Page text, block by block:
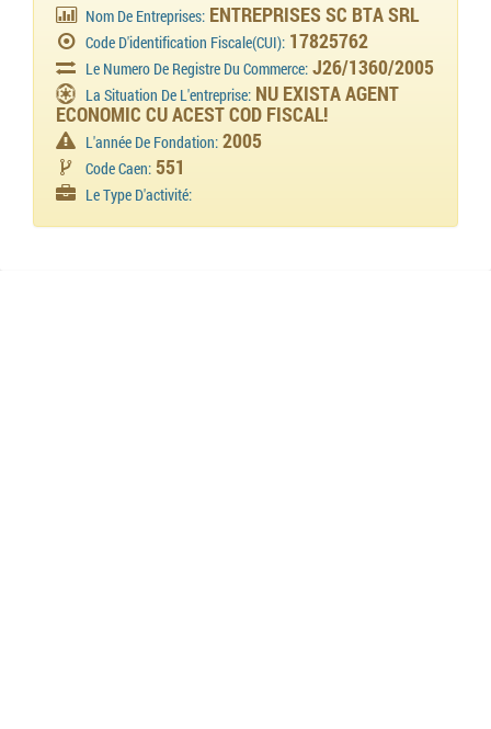
Nom De Entreprises: ENTREPRISES SC BTA SRL
Code D'identification Fiscale(CUI): 17825762
Le Numero De Registre Du Commerce: J26/1360/2005
La Situation De L'entreprise: NU EXISTA AGENT
ECONOMIC CU ACEST COD FISCAL!
L'année De Fondation: 2005
Code Caen: 551
Le Type D'activité: